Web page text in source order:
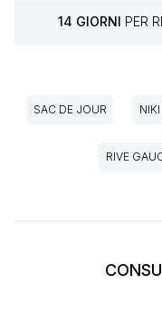
14 GIORNI PER
SAC DE JOUR NIKI
RIVE